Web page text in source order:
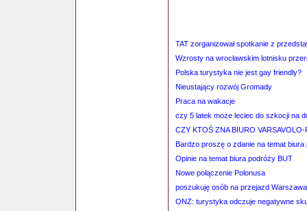
TAT zorganizował spotkanie z
Wzrosty na wrocławskim lotnisku
Polska turystyka nie jest gay friendly?
Nieustający rozwój Gromady
Praca na wakacje
czy 5 latek moze leciec do szkocji na
CZY KTOŚ ZNA BIURO
Bardzo proszę o zdanie na temat
Opinie na temat biura podróży BUT
Nowe połączenie Polonusa
poszukuję osób na przejazd
ONZ: turystyka odczuje negatywne